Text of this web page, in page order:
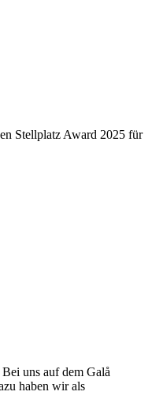
Stellplatz Award 2025 für
uns auf dem Galå
haben wir als